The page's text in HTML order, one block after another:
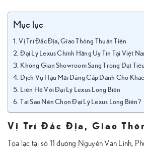
Mục lục
Vị Trí Đắc Địa, Giao Thông Thuận Tiện
Đại Lý Lexus Chính Hãng Uy Tín Tại Việt
Không Gian Showroom Sang Trọng Đạt
Dịch Vụ Hậu Mãi Đẳng Cấp Dành Cho
Liên Hệ Với Đại Lý Lexus Long Biên
Tại Sao Nên Chọn Đại Lý Lexus Long Biên?
Vị Trí Đắc Địa, Giao
Tọa lạc tại số 11 đường Nguyễn Văn Linh,